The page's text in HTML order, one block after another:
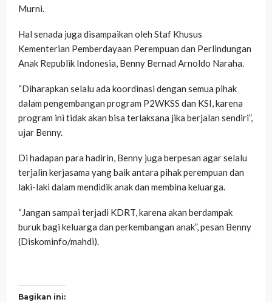
Murni.
Hal senada juga disampaikan oleh Staf Khusus
Kementerian Pemberdayaan Perempuan dan Perlindungan
Anak Republik Indonesia, Benny Bernad Arnoldo Naraha.
“Diharapkan selalu ada koordinasi dengan semua pihak
dalam pengembangan program P2WKSS dan KSI, karena
program ini tidak akan bisa terlaksana jika berjalan sendiri”,
ujar Benny.
Di hadapan para hadirin, Benny juga berpesan agar selalu
terjalin kerjasama yang baik antara pihak perempuan dan
laki-laki dalam mendidik anak dan membina keluarga.
“Jangan sampai terjadi KDRT, karena akan berdampak
buruk bagi keluarga dan perkembangan anak”, pesan Benny
(Diskominfo/mahdi).
Bagikan ini: